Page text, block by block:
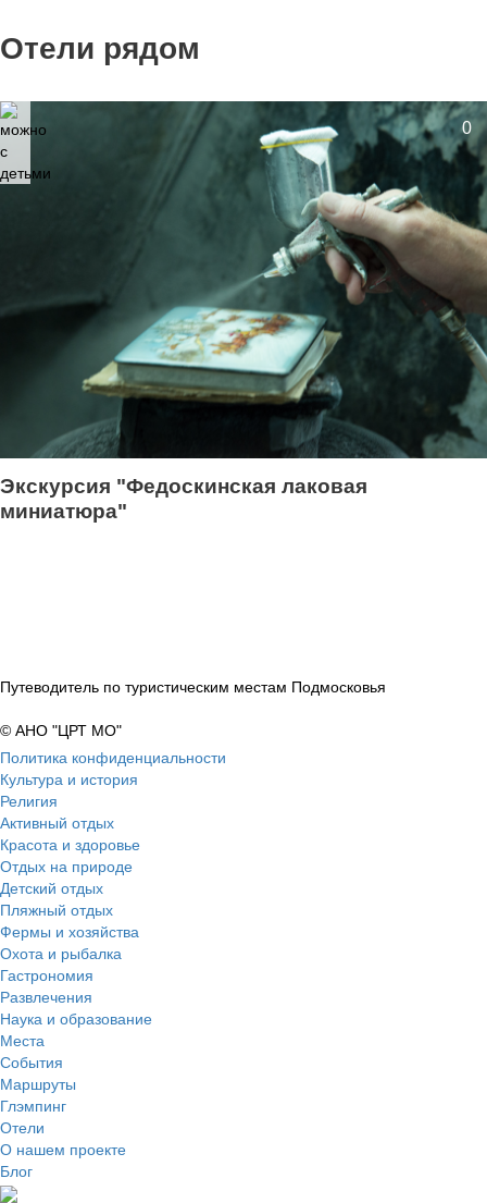
Отели рядом
0
Экскурсия "Федоскинская лаковая
миниатюра"
Путеводитель по туристическим местам Подмосковья
© АНО "ЦРТ МО"
Политика конфиденциальности
Культура и история
Религия
Активный отдых
Красота и здоровье
Отдых на природе
Детский отдых
Пляжный отдых
Фермы и хозяйства
Охота и рыбалка
Гастрономия
Развлечения
Наука и образование
Места
События
Маршруты
Глэмпинг
Отели
О нашем проекте
Блог